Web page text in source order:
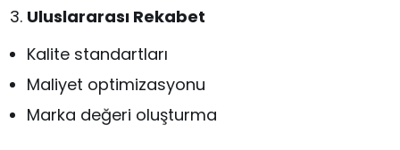
Uluslararası Rekabet
Kalite standartları
Maliyet optimizasyonu
Marka değeri oluşturma